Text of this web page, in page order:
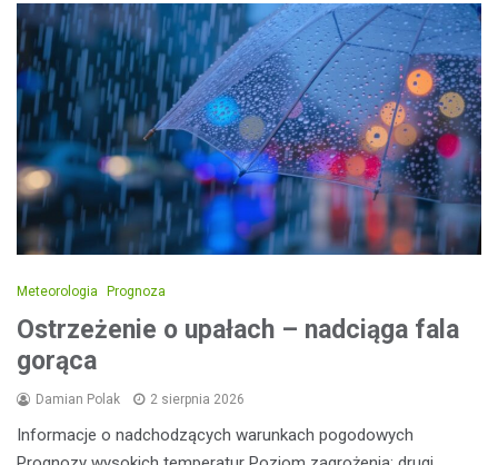
Meteorologia Prognoza
Ostrzeżenie o upałach – nadciąga fala
gorąca
Damian Polak 2 sierpnia 2026
Informacje o nadchodzących warunkach pogodowych